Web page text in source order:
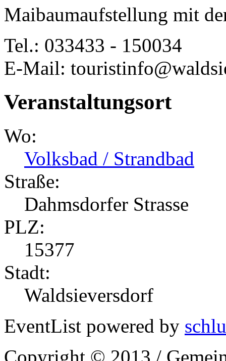
Maibaumaufstellung mit
Tel.: 033433 - 150034
E-Mail:
Veranstaltungsort
Wo:
Volksbad / Strandbad
Straße:
Dahmsdorfer Strasse
PLZ:
15377
Stadt:
Waldsieversdorf
EventList powered by